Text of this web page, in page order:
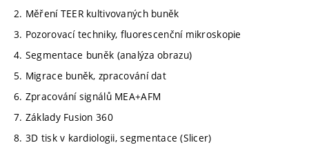
2. Měření TEER kultivovaných buněk
3. Pozorovací techniky, fluorescenční mikroskopie
4. Segmentace buněk (analýza obrazu)
5. Migrace buněk, zpracování dat
6. Zpracování signálů MEA+AFM
7. Základy Fusion 360
8. 3D tisk v kardiologii, segmentace (Slicer)